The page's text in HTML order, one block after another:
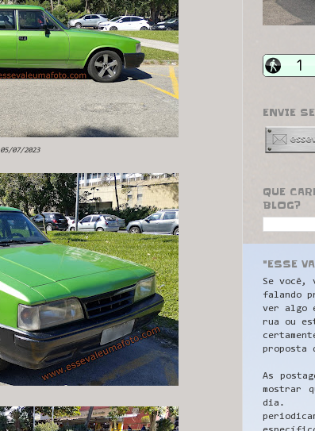
05/07/2023
ENVIE
QUE
BLOG?
"ESSE
Se você,
falando
ver algo
rua ou
proposta
As
mostrar
dia.